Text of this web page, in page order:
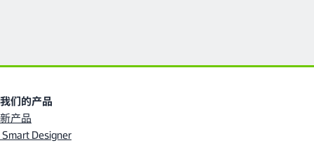
我们的产品
新产品
Smart Designer